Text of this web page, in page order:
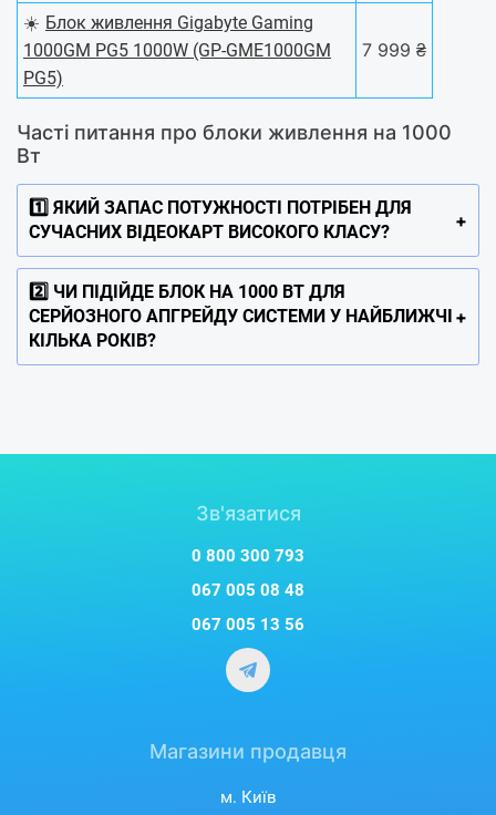
☀️ Блок живлення Gigabyte Gaming
1000GM PG5 1000W (GP-GME1000GM
PG5)
7 999 ₴
Часті питання про блоки живлення на 1000
Вт
1️⃣ ЯКИЙ ЗАПАС ПОТУЖНОСТІ ПОТРІБЕН ДЛЯ
СУЧАСНИХ ВІДЕОКАРТ ВИСОКОГО КЛАСУ?
2️⃣ ЧИ ПІДІЙДЕ БЛОК НА 1000 ВТ ДЛЯ
СЕРЙОЗНОГО АПГРЕЙДУ СИСТЕМИ У НАЙБЛИЖЧІ
КІЛЬКА РОКІВ?
Зв'язатися
0 800 300 793
067 005 08 48
067 005 13 56
Магазини продавця
м. Київ